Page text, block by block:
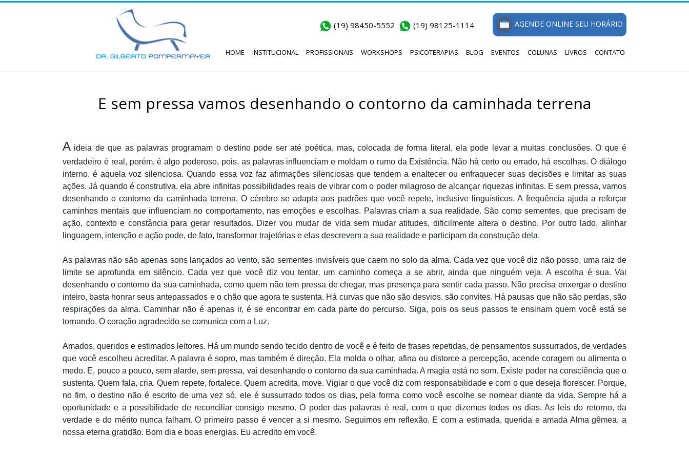
(19) 98450-5552 (19) 98125-1114 AGENDE ONLINE SEU HORÁRIO
HOME INSTITUCIONAL PROFISSIONAIS WORKSHOPS PSICOTERAPIAS BLOG EVENTOS COLUNAS LIVROS CONTATO
E sem pressa vamos desenhando o contorno da caminhada terrena
A ideia de que as palavras programam o destino pode ser até poética, mas, colocada de forma literal, ela pode levar a muitas conclusões. O que é
verdadeiro é real, porém, é algo poderoso, pois, as palavras influenciam e moldam o rumo da Existência. Não há certo ou errado, há escolhas. O diálogo
interno, é aquela voz silenciosa. Quando essa voz faz afirmações silenciosas que tendem a enaltecer ou enfraquecer suas decisões e limitar as suas
ações. Já quando é construtiva, ela abre infinitas possibilidades reais de vibrar com o poder milagroso de alcançar riquezas infinitas. E sem pressa, vamos
desenhando o contorno da caminhada terrena. O cérebro se adapta aos padrões que você repete, inclusive linguísticos. A frequência ajuda a reforçar
caminhos mentais que influenciam no comportamento, nas emoções e escolhas. Palavras criam a sua realidade. São como sementes, que precisam de
ação, contexto e constância para gerar resultados. Dizer vou mudar de vida sem mudar atitudes, dificilmente altera o destino. Por outro lado, alinhar
linguagem, intenção e ação pode, de fato, transformar trajetórias e elas descrevem a sua realidade e participam da construção dela.
As palavras não são apenas sons lançados ao vento, são sementes invisíveis que caem no solo da alma. Cada vez que você diz não posso, uma raiz de
limite se aprofunda em silêncio. Cada vez que você diz vou tentar, um caminho começa a se abrir, ainda que ninguém veja. A escolha é sua. Vai
desenhando o contorno da sua caminhada, como quem não tem pressa de chegar, mas presença para sentir cada passo. Não precisa enxergar o destino
inteiro, basta honrar seus antepassados e o chão que agora te sustenta. Há curvas que não são desvios, são convites. Há pausas que não são perdas, são
respirações da alma. Caminhar não é apenas ir, é se encontrar em cada parte do percurso. Siga, pois os seus passos te ensinam quem você está se
tornando. O coração agradecido se comunica com a Luz.
Amados, queridos e estimados leitores. Há um mundo sendo tecido dentro de você e é feito de frases repetidas, de pensamentos sussurrados, de verdades
que você escolheu acreditar. A palavra é sopro, mas também é direção. Ela molda o olhar, afina ou distorce a percepção, acende coragem ou alimenta o
medo. E, pouco a pouco, sem alarde, sem pressa, vai desenhando o contorno da sua caminhada. A magia está no som. Existe poder na consciência que o
sustenta. Quem fala, cria. Quem repete, fortalece. Quem acredita, move. Vigiar o que você diz com responsabilidade e com o que deseja florescer. Porque,
no fim, o destino não é escrito de uma vez só, ele é sussurrado todos os dias, pela forma como você escolhe se nomear diante da vida. Sempre há a
oportunidade e a possibilidade de reconciliar consigo mesmo. O poder das palavras é real, com o que dizemos todos os dias. As leis do retorno, da
verdade e do mérito nunca falham. O primeiro passo é vencer a si mesmo. Seguimos em reflexão. E com a estimada, querida e amada Alma gêmea, a
nossa eterna gratidão. Bom dia e boas energias. Eu acredito em você.